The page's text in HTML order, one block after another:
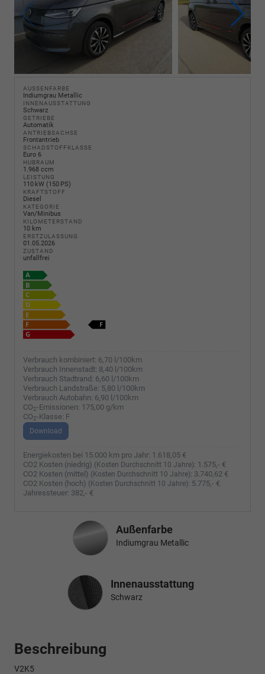
AUSSENFARBE
Indiumgrau Metallic
INNENAUSSTATTUNG
Schwarz
GETRIEBE
Automatik
ANTRIEBSACHSE
Frontantrieb
SCHADSTOFFKLASSE
Euro 6
HUBRAUM
1.968 ccm
LEISTUNG
110 kW (150 PS)
KRAFTSTOFF
Diesel
KATEGORIE
Van/Minibus
KILOMETERSTAND
10 km
ERSTZULASSUNG
01.05.2026
ZUSTAND
unfallfrei
Verbrauch kombiniert: 6,70 l/100km
Verbrauch Innenstadt: 8,40 l/100km
Verbrauch Stadtrand: 6,60 l/100km
Verbrauch Landstraße: 5,80 l/100km
Verbrauch Autobahn: 6,90 l/100km
CO2-Emissionen: 175,00 g/km
CO2-Klasse: F
Download
Energiekosten bei 15.000 km pro Jahr: 1.618,05 €
CO2 Kosten (niedrig) (Kosten Durchschnitt 10 Jahre): 1.575,- €
CO2 Kosten (mittel) (Kosten Durchschnitt 10 Jahre): 3.740,62 €
CO2 Kosten (hoch) (Kosten Durchschnitt 10 Jahre): 5.775,- €
Jahressteuer: 382,- €
Außenfarbe
Indiumgrau Metallic
InnenausstattungInnenausstattung
Schwarz
Beschreibung
V2K5